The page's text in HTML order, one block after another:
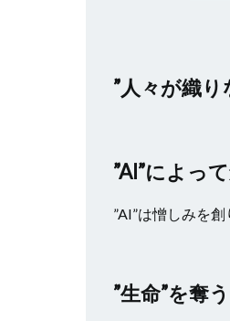
”人々が織
”AI”によっ
”AI”は憎しみを
”生命”を奪